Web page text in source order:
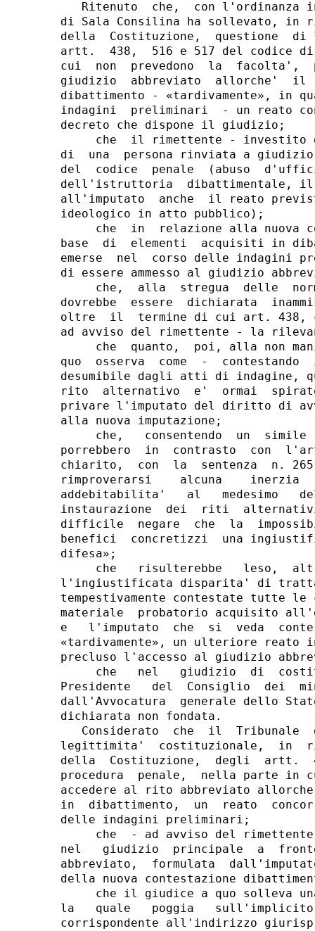
Ritenuto  che,  con l'ordinanza
di Sala Consilina ha sollevato, in
della  Costituzione,  questione
artt.  438,  516 e 517 del codice
cui  non  prevedono  la  facolta',
giudizio  abbreviato  allorche'  il
dibattimento - «tardivamente», in
indagini  preliminari  - un reato
decreto che dispone il giudizio;
che  il rimettente - investito
di  una  persona rinviata a
del  codice  penale  (abuso
dell'istruttoria  dibattimentale, il
all'imputato  anche  il reato
ideologico in atto pubblico);
che  in  relazione alla nuova
base  di  elementi  acquisiti in
emerse  nel  corso delle indagini
di essere ammesso al giudizio
che,  alla  stregua  delle
dovrebbe  essere  dichiarata
oltre  il  termine di cui art. 438,
ad avviso del rimettente - la
che  quanto,  poi, alla non
quo  osserva  come  -
desumibile dagli atti di indagine,
rito  alternativo  e'  ormai
privare l'imputato del diritto di
alla nuova imputazione;
che,   consentendo  un  simile
porrebbero  in  contrasto  con
chiarito,  con  la  sentenza  n. 265
rimproverarsi    alcuna    inerzia
addebitabilita'   al   medesimo
instaurazione  dei  riti  alternativi
difficile  negare  che  la
benefici  concretizzi  una
difesa»;
che   risulterebbe   leso,
l'ingiustificata disparita' di
tempestivamente contestate tutte
materiale  probatorio acquisito
e   l'imputato  che  si  veda
«tardivamente», un ulteriore
precluso l'accesso al giudizio
che   nel   giudizio  di
Presidente   del  Consiglio  dei
dall'Avvocatura  generale dello
dichiarata non fondata.
Considerato  che  il  Tribunale
legittimita'  costituzionale,  in
della  Costituzione,  degli  artt.
procedura  penale,  nella parte in
accedere al rito abbreviato
in  dibattimento,  un  reato
delle indagini preliminari;
che  - ad avviso del
nel   giudizio  principale  a
abbreviato,  formulata
della nuova contestazione
che il giudice a quo solleva
la   quale   poggia
corrispondente all'indirizzo